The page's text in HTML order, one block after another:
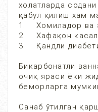
холатларда
қабул қилиш хам
1. Хомиладор ва
2. Хафақон
3. Қандли
Бикарбонатли
очиқ яраси ёки
беморларга
Санаб ўтилган